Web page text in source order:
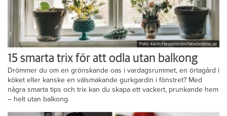
Foto: Karin Hasselström/Newbotanic.se
15 smarta trix för att odla utan balkong
Drömmer du om en grönskande oas i vardagsrummet, en örtagård i
köket eller kanske en välsmakande gurkgardin i fönstret? Med
några smarta tips och trix kan du skapa ett vackert, prunkande hem
– helt utan balkong.